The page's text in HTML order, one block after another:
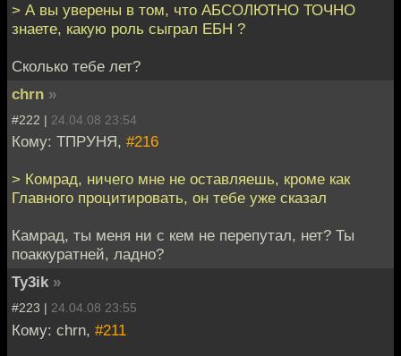
> А вы уверены в том, что АБСОЛЮТНО ТОЧНО
знаете, какую роль сыграл ЕБН ?
Сколько тебе лет?
chrn »
#222 | 24.04.08 23:54
Кому: ТПРУНЯ, #216
> Комрад, ничего мне не оставляешь, кроме как
Главного процитировать, он тебе уже сказал
Камрад, ты меня ни с кем не перепутал, нет? Ты
поаккуратней, ладно?
Ty3ik »
#223 | 24.04.08 23:55
Кому: chrn, #211